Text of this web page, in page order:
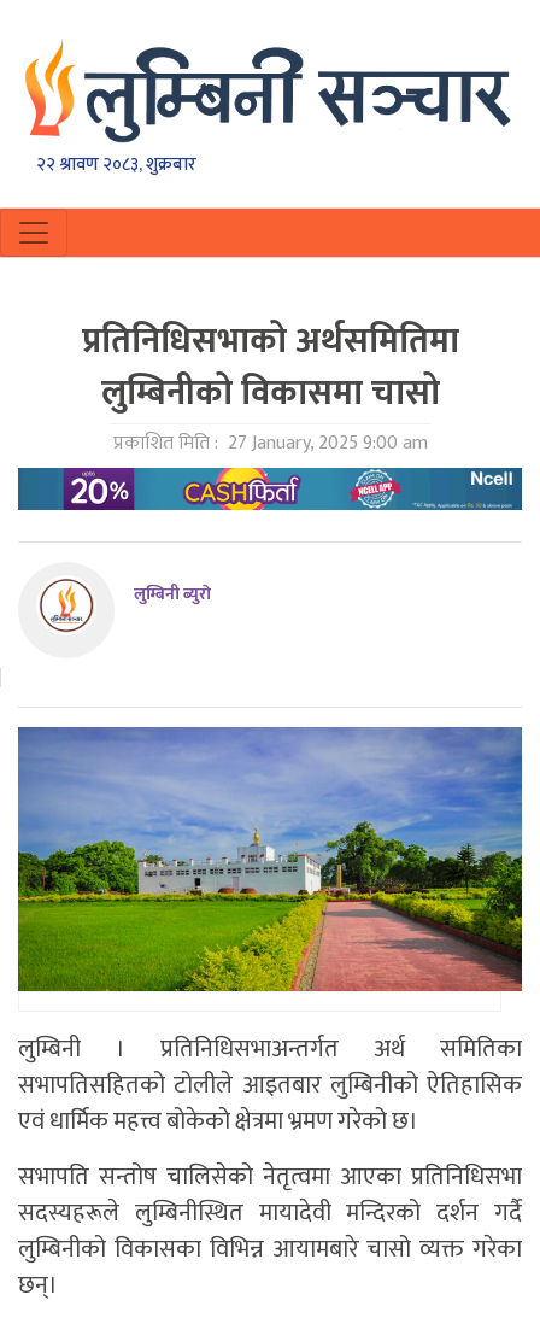
२२ श्रावण २०८३, शुक्रबार
प्रतिनिधिसभाकाे अर्थसमितिमा
लुम्बिनीको विकासमा चासो
प्रकाशित मिति : 27 January, 2025 9:00 am
लुम्बिनी ब्युराे
लुम्बिनी । प्रतिनिधिसभाअन्तर्गत अर्थ समितिका
सभापतिसहितको टोलीले आइतबार लुम्बिनीको ऐतिहासिक
एवं धार्मिक महत्त्व बोकेको क्षेत्रमा भ्रमण गरेको छ।
सभापति सन्तोष चालिसेको नेतृत्वमा आएका प्रतिनिधिसभा
सदस्यहरूले लुम्बिनीस्थित मायादेवी मन्दिरको दर्शन गर्दै
लुम्बिनीको विकासका विभिन्न आयामबारे चासो व्यक्त गरेका
छन्।